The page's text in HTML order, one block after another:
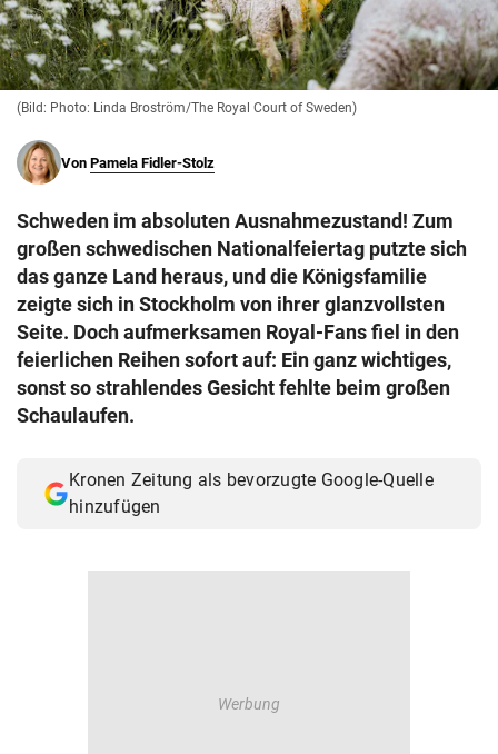
© Krone Multimedia GmbH & Co KG 2026
Muthgasse 2, 1190 Wien
(Bild: Photo: Linda Broström/The Royal Court of Sweden)
Von Pamela Fidler-Stolz
Schweden im absoluten Ausnahmezustand! Zum
großen schwedischen Nationalfeiertag putzte sich
das ganze Land heraus, und die Königsfamilie
zeigte sich in Stockholm von ihrer glanzvollsten
Seite. Doch aufmerksamen Royal-Fans fiel in den
feierlichen Reihen sofort auf: Ein ganz wichtiges,
sonst so strahlendes Gesicht fehlte beim großen
Schaulaufen.
Kronen Zeitung als bevorzugte Google-Quelle
hinzufügen